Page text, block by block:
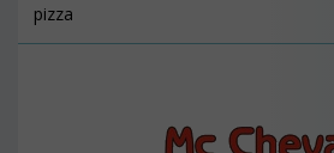
pizza